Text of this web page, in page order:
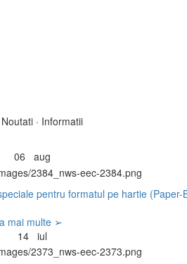
Noutati · Informatii
06 aug
pentru formatul pe hartie (Paper-
mai multe ➢
14 iul